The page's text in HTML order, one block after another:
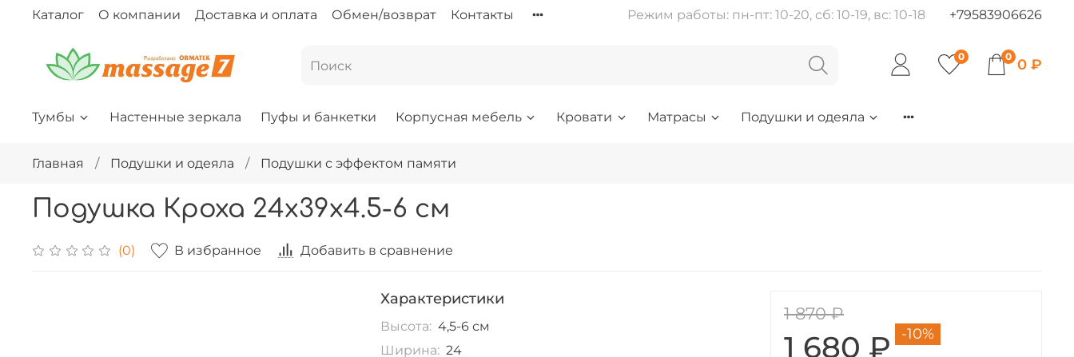
Каталог О компании Доставка и оплата Обмен/возврат Контакты Режим работы: пн-пт: 10-20, сб: 10-19, вс: 10-18 +79583906626
0 0 0 ₽
Тумбы Настенные зеркала Пуфы и банкетки Корпусная мебель Кровати Матрасы Подушки и одеяла
Главная Подушки и одеяла Подушки с эффектом памяти
Подушка Кроха 24х39х4.5-6 см
(0) В избранное Добавить в сравнение
Характеристики
Высота: 4,5-6 см
Ширина: 24
1 870 ₽
1 680 ₽ -10%